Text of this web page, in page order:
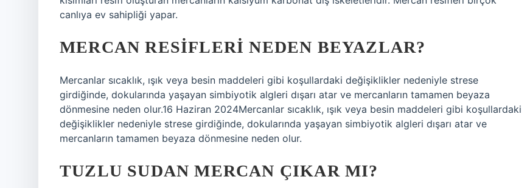
canlıya ev sahipliği yapar.
MERCAN RESIFLERI NEDEN BEYAZLAR?
Mercanlar sıcaklık, ışık veya besin maddeleri gibi koşullardaki değişiklikler nedeniyle strese
girdiğinde, dokularında yaşayan simbiyotik algleri dışarı atar ve mercanların tamamen beyaza
dönmesine neden olur.16 Haziran 2024Mercanlar sıcaklık, ışık veya besin maddeleri gibi koşullardaki
değişiklikler nedeniyle strese girdiğinde, dokularında yaşayan simbiyotik algleri dışarı atar ve
mercanların tamamen beyaza dönmesine neden olur.
TUZLU SUDAN MERCAN ÇIKAR MI?